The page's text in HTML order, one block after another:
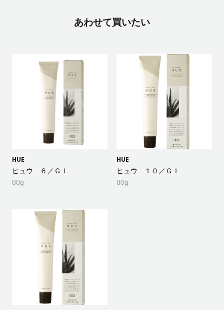
あわせて買いたい
HUE
ヒュウ ６／ＧＩ
80g
HUE
ヒュウ １０／ＧＩ
80g